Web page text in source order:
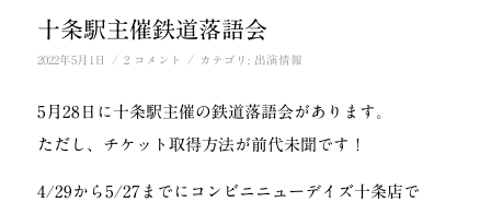
十条駅主催鉄道落語会
2022年5月1日 / 2 コメント / カテゴリ: 出演情報
5月28日に十条駅主催の鉄道落語会があります。
ただし、チケット取得方法が前代未聞です！
4/29から5/27までにコンビニニューデイズ十条店で